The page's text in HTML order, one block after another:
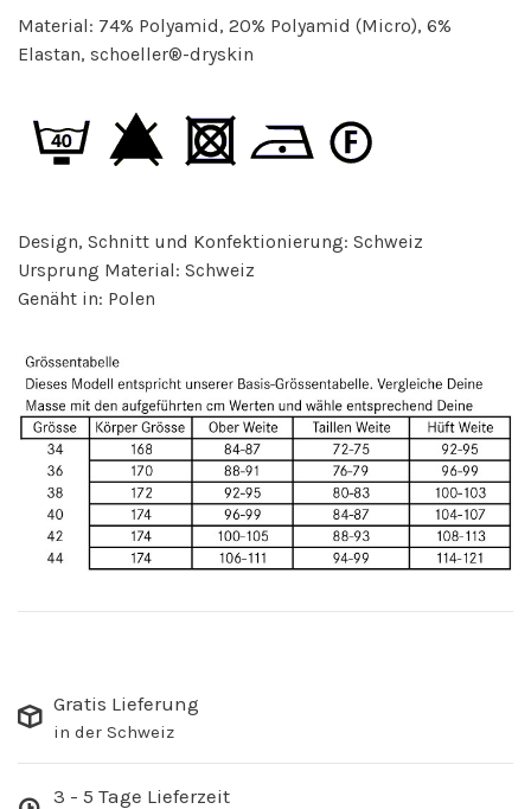
Material: 74% Polyamid, 20% Polyamid (Micro), 6%
Elastan, schoeller®-dryskin
Design, Schnitt und Konfektionierung: Schweiz
Ursprung Material: Schweiz
Genäht in: Polen
Gratis Lieferung
in der Schweiz
3 - 5 Tage Lieferzeit